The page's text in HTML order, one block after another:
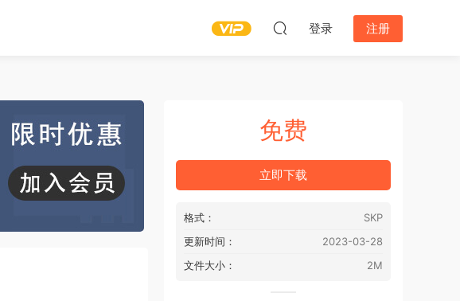
登录 注册
免费
立即下载
格式：
SKP
更新时间：
2023-03-28
文件大小：
2M